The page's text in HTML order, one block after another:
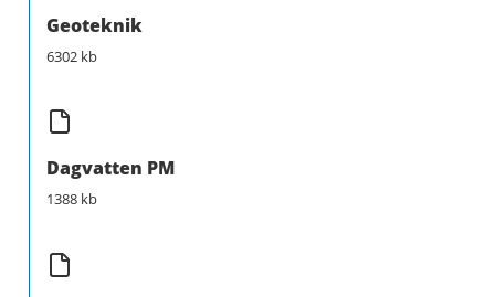
Geoteknik
6302 kb
Dagvatten PM
1388 kb